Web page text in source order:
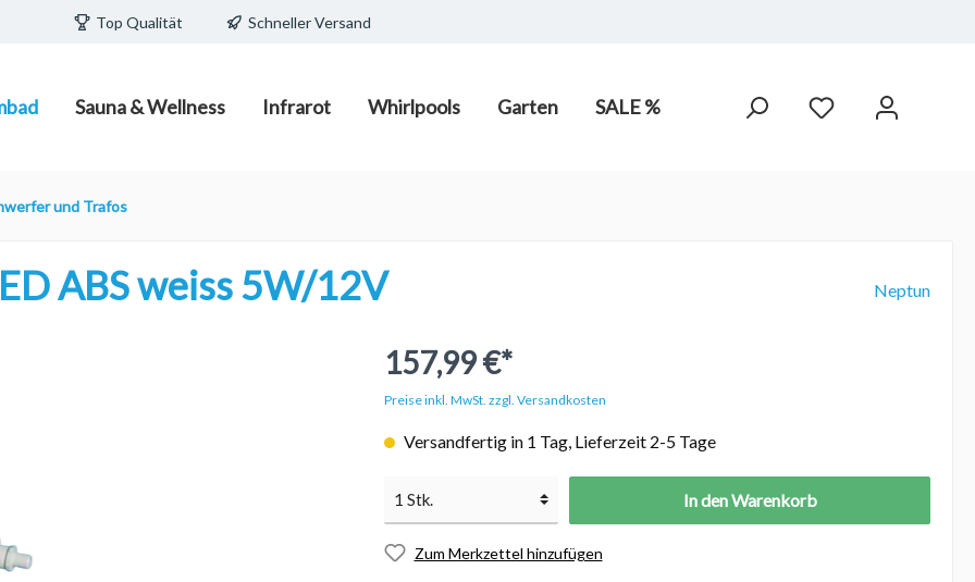
Top Qualität Schneller Versand
Sauna & Wellness Infrarot Whirlpools Garten SALE %
Pools
Becken
Poolreiniger und Zubehör
zum Schlafen
und Trafos
ABS weiss 5W/12V Neptun
157,99 €*
Preise inkl. MwSt. zzgl. Versandkosten
Versandfertig in 1 Tag, Lieferzeit 2-5 Tage
In den Warenkorb
Zum Merkzettel hinzufügen